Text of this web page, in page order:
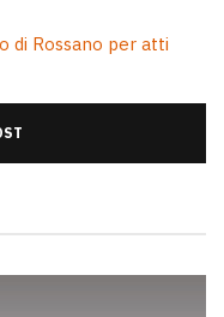
di Rossano per atti